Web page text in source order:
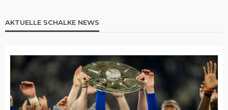
AKTUELLE SCHALKE NEWS